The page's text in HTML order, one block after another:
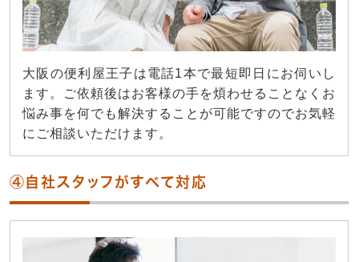
大阪の便利屋王子は電話1本で最短即日にお伺いし
ます。ご依頼後はお客様の手を煩わせることなくお
悩み事を何でも解決することが可能ですのでお気軽
にご相談いただけます。
④自社スタッフがすべて対応